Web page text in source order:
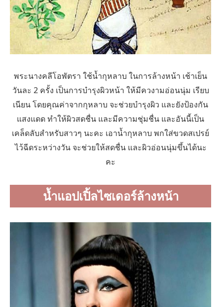
พระนางคลีโอพัตรา ใช้น้ำกุหลาบ ในการล้างหน้า เช้าเย็น
วันละ 2 ครั้ง เป็นการบำรุงผิวหน้า ให้มีควงามอ่อนนุ่ม เรียบ
เนียน โดยคุณค่าจากกุหลาบ จะช่วยบำรุงผิว และยังป้องกัน
แสงแดด ทำให้ผิวสดชื่น และมีความชุ่มชื่น และอันนี้เป็น
เคล็ดลับสำหรับสาวๆ นะคะ เอาน้ำกุหลาบ พกใส่ขวดสเปรย์
ไว้ฉีดระหว่างวัน จะช่วยให้สดชื่น และผิวอ่อนนุ่มขึ้นได้นะ
คะ
น้ำแอปเปิ้ลไซเดอร์ล้างหน้า